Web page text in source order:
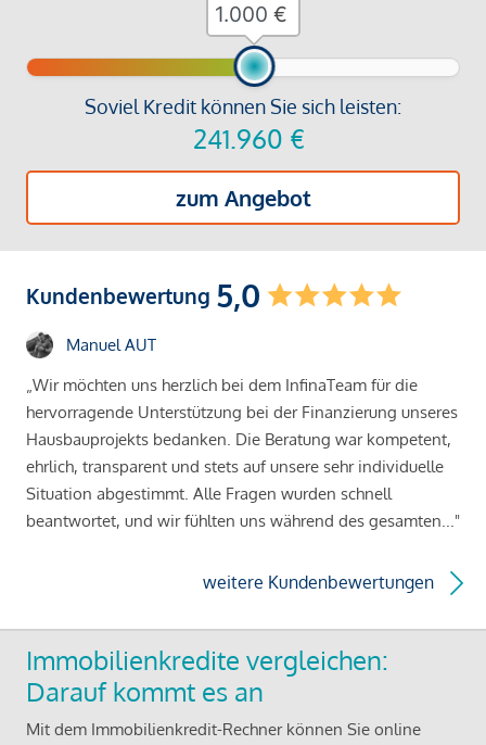
Soviel Kredit können Sie sich leisten:
241.960 €
zum Angebot
€
Kundenbewertung 5,0
Manuel AUT
„Wir möchten uns herzlich bei dem InfinaTeam für die
hervorragende Unterstützung bei der Finanzierung unseres
Hausbauprojekts bedanken. Die Beratung war kompetent,
ehrlich, transparent und stets auf unsere sehr individuelle
Situation abgestimmt. Alle Fragen wurden schnell
beantwortet, und wir fühlten uns während des gesamten..."
weitere Kundenbewertungen
Immobilienkredite vergleichen:
Darauf kommt es an
Mit dem Immobilienkredit-Rechner können Sie online